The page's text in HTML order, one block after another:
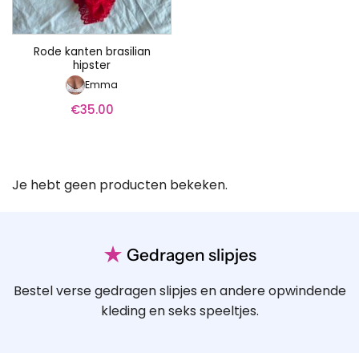
Rode kanten brasilian
hipster
Emma
€35.00
Je hebt geen producten bekeken.
★ Gedragen slipjes
Bestel verse gedragen slipjes en andere opwindende
kleding en seks speeltjes.